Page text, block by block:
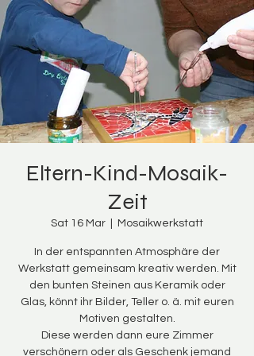
Eltern-Kind-Mosaik-
Zeit
Sat 16 Mar Mosaikwerkstatt
In der entspannten Atmosphäre der
Werkstatt gemeinsam kreativ werden. Mit
den bunten Steinen aus Keramik oder
Glas, könnt ihr Bilder, Teller o. ä. mit euren
Motiven gestalten.
Diese werden dann eure Zimmer
verschönern oder als Geschenk jemand